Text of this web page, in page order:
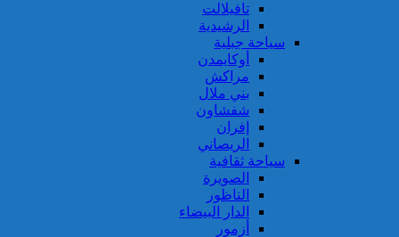
تافيلالت
الرشيدية
سياحة جبلية
أوكايمدن
مراكش
بني ملال
شفشاون
إفران
الريصاني
سياحة ثقافية
الصويرة
الناظور
الدار البيضاء
أزمور